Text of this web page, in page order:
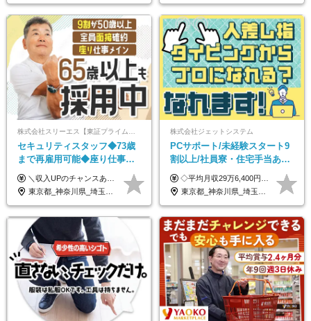
株式会社スリーエス【東証プライム上場グループ】
セキュリティスタッフ◆73歳
まで再雇用可能◆座り仕事中
心◆東証プライム上場G◆応
募者全員面接◆賞与年2回
＼収入UPのチャンスあり◎昇給も可能です！／ ◆正社員 月給(地域による）＋グレード手当、深夜手当、残業代（全額支給）等の各種手当＋賞与年2回 ＜東京都／神奈川県（横浜市）＞ 月給21万4000円～27万円 ＜埼玉県／千葉県＞ 月給19万90000円～25万1000円 ＜栃木県／茨城県／山梨県＞ 月給18万4000円～23万6000円 【試用期間】 正社員：3ヵ月 アルバイト：なし ※試用期間と本採用後の給与・待遇に差異はありません ※グレード手当、深夜手当の詳細額は面接にてご案内させていただきます ※正社員は60歳定年のため、60代の方は嘱託社員での採用です。給与条件は嘱託給与となり、退職金と賞与がありません ＼正社員は「グレード認定制」という評価あり！制度勤続年数等に応じて入社時から手当を支給／ ◆グレードI：＋2000円（入社時～） ◆グレードII：＋5000円（在籍1年以上＆当社基準に当てはまる方） ◆グレードIII：＋1万円（社内試験の合格者） ◆アルバイト・パート 東京都:時給1226円 神奈川県:時給1225円 千葉県：時給1140円 埼玉県:時給1141円 栃木県:1068円 茨城県:1074円 山梨県:1052円
東京都_神奈川県_埼玉県_千葉県_茨城県_栃木県_山梨県
株式会社ジェットシステム
PCサポート/未経験スタート9
割以上/社員寮・住宅手当あり/
正社員デビューOK/20代～30
代活躍中/全国募集
◇平均月収29万6,400円(各種手当含む) ◇住宅手当⇒最大家賃の半額支給 ◇賞与年2回支給 ■月給22万5,000円以上＋地域手当＋時間外手当＋住宅手当＋家族手当 ※経験やスキルに応じて給与を決定します ※試用期間2ヶ月あり（期間内は時給1,060円以上となります） └地域により上がる可能性があり／例：東京都時給1,370円 └その他待遇に差異なし ＜モデル月収例＞ 1年目：296,400円 3年目：320,000円 【固定残業代について】 なし（残業代は、実際の労働時間に応じて別途全額支給）
東京都_神奈川県_埼玉県_千葉県_大阪府_愛知県_北海道_青森県_岩手県_宮城県_秋田県_山形県_福島県_茨城県_群馬県_新潟県_山梨県_長野県_富山県_石川県_静岡県_岐阜県_三重県_兵庫県_京都府_滋賀県_奈良県_和歌山県_広島県_岡山県_鳥取県_島根県_山口県_徳島県_香川県_愛媛県_高知県_福岡県_熊本県_佐賀県_長崎県_大分県_宮崎県_沖縄県